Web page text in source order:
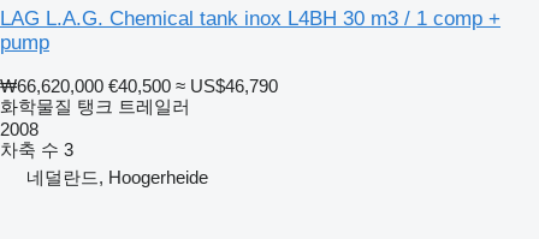
LAG L.A.G. Chemical tank inox L4BH 30 m3 / 1 comp +
pump
₩66,620,000 €40,500 ≈ US$46,790
화학물질 탱크 트레일러
2008
차축 수 3
네덜란드, Hoogerheide